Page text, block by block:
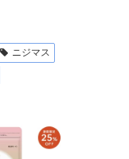
ニジマス